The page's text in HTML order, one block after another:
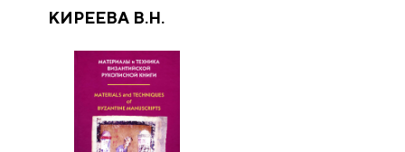
КИРЕЕВА В.Н.